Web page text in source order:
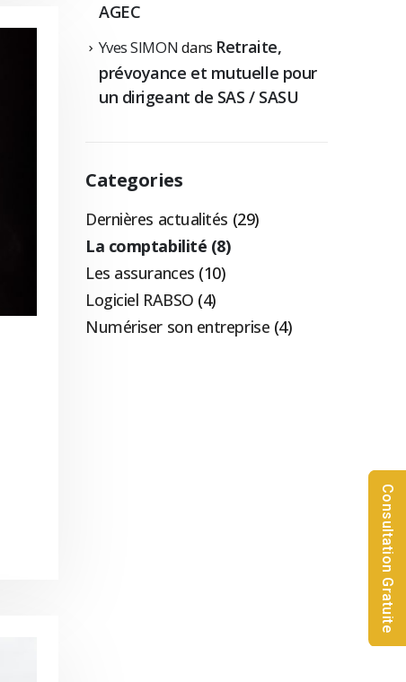
AGEC
Yves SIMONdans Retraite,
prévoyance et mutuelle pour
un dirigeant de SAS / SASU
Categories
Dernières actualités (29)
La comptabilité (8)
Les assurances (10)
Logiciel RABSO (4)
Numériser son entreprise (4)
Consultation Gratuite